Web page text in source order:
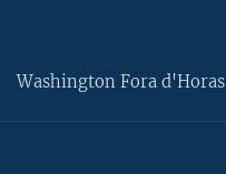
Washington Fora d'Horas